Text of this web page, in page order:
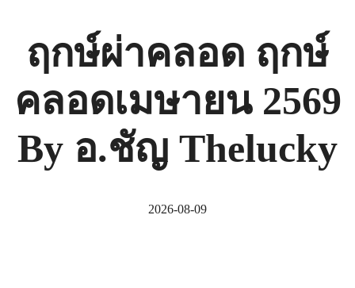
ฤกษ์ผ่าคลอด ฤกษ์
คลอดเมษายน 2569
By อ.ชัญ Thelucky
2026-08-09